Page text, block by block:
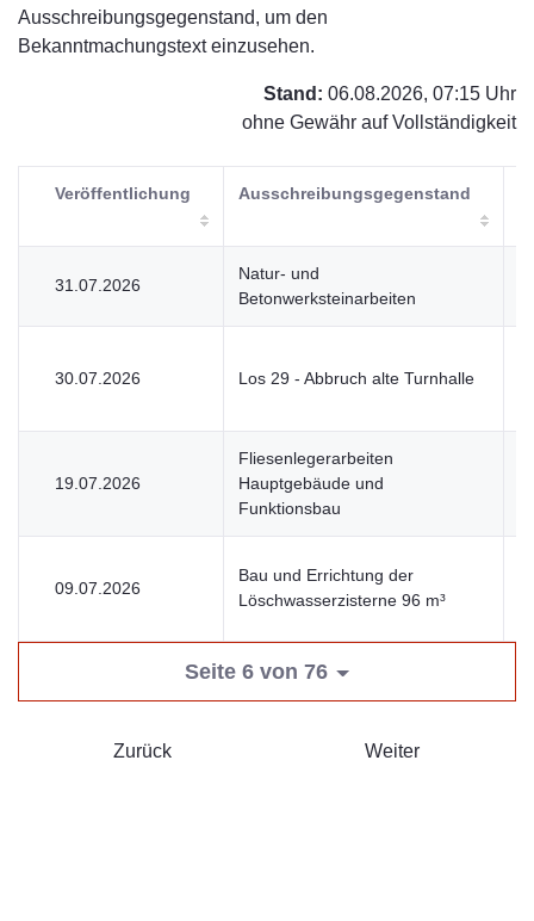
Ausschreibungsgegenstand, um den
Bekanntmachungstext einzusehen.
Stand: 06.08.2026, 07:15 Uhr
ohne Gewähr auf Vollständigkeit
Veröffentlichung Ausschreibungsgegenstand
31.07.2026
Natur- und
Betonwerksteinarbeiten
30.07.2026 Los 29 - Abbruch alte Turnhalle
19.07.2026
Fliesenlegerarbeiten
Hauptgebäude und
Funktionsbau
09.07.2026
Bau und Errichtung der
Löschwasserzisterne 96 m³
Seite 6 von 76
Zurück Weiter